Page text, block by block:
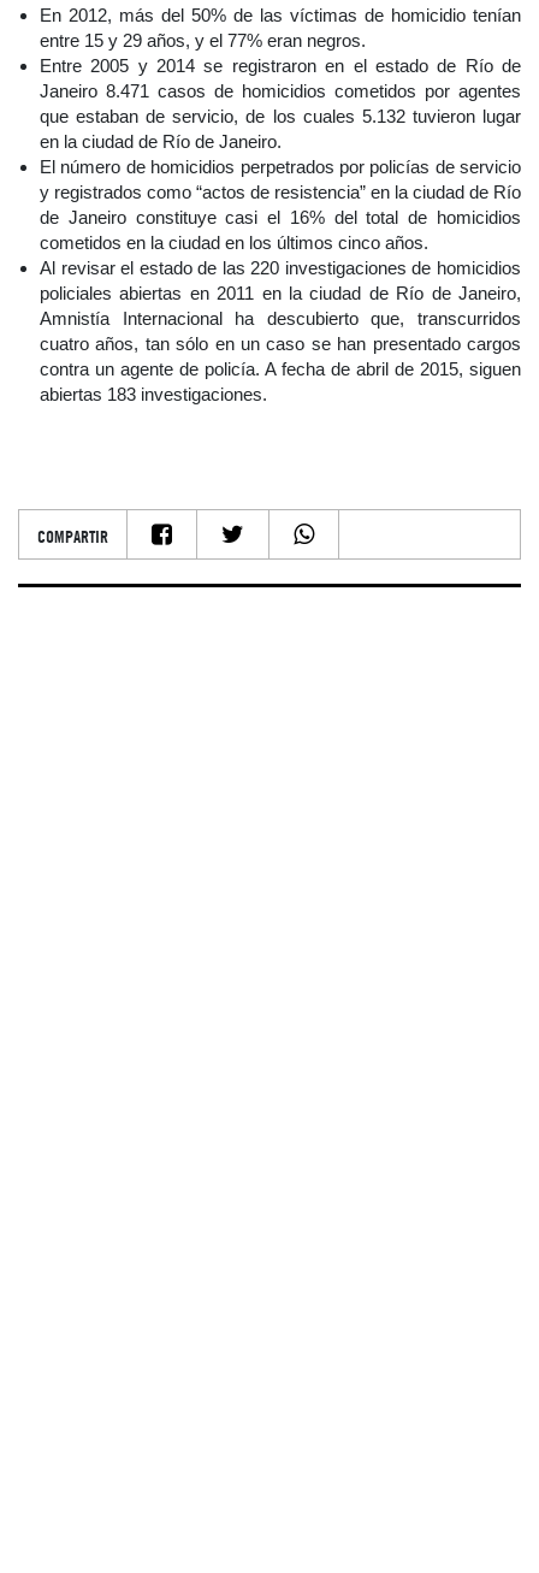
En 2012, más del 50% de las víctimas de homicidio tenían
entre 15 y 29 años, y el 77% eran negros.
Entre 2005 y 2014 se registraron en el estado de Río de
Janeiro 8.471 casos de homicidios cometidos por agentes
que estaban de servicio, de los cuales 5.132 tuvieron lugar
en la ciudad de Río de Janeiro.
El número de homicidios perpetrados por policías de servicio
y registrados como “actos de resistencia” en la ciudad de Río
de Janeiro constituye casi el 16% del total de homicidios
cometidos en la ciudad en los últimos cinco años.
Al revisar el estado de las 220 investigaciones de homicidios
policiales abiertas en 2011 en la ciudad de Río de Janeiro,
Amnistía Internacional ha descubierto que, transcurridos
cuatro años, tan sólo en un caso se han presentado cargos
contra un agente de policía. A fecha de abril de 2015, siguen
abiertas 183 investigaciones.
COMPARTIR